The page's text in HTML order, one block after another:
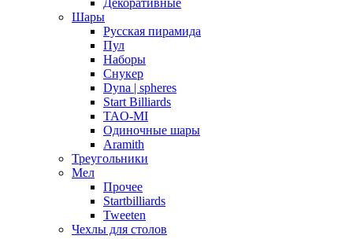
Декоративные
Шары
Русская пирамида
Пул
Наборы
Снукер
Dyna | spheres
Start Billiards
TAO-MI
Одиночные шары
Aramith
Треугольники
Мел
Прочее
Startbilliards
Tweeten
Чехлы для столов